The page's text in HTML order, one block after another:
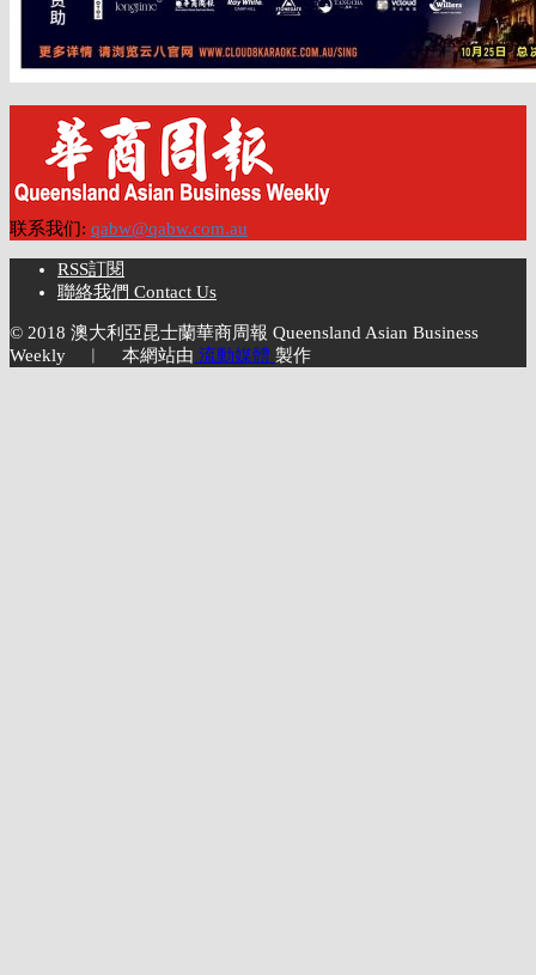
联系我们: qabw@qabw.com.au
RSS訂閱
聯絡我們 Contact Us
© 2018 澳大利亞昆士蘭華商周報 Queensland Asian Business
Weekly ︱ 本網站由 流動媒體 製作